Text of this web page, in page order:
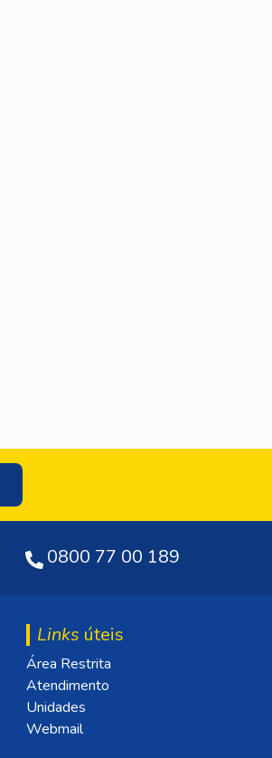
0800 77 00 189
Links úteis
Área Restrita
Atendimento
Unidades
Webmail